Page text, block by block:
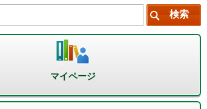
マイページ